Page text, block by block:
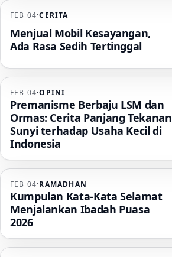
FEB 04·CERITA
Menjual Mobil Kesayangan,
Ada Rasa Sedih Tertinggal
FEB 04·OPINI
Premanisme Berbaju LSM dan
Ormas: Cerita Panjang Tekanan
Sunyi terhadap Usaha Kecil di
Indonesia
FEB 04·RAMADHAN
Kumpulan Kata-Kata Selamat
Menjalankan Ibadah Puasa
2026